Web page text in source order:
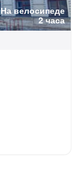
На велосипеде
2 часа